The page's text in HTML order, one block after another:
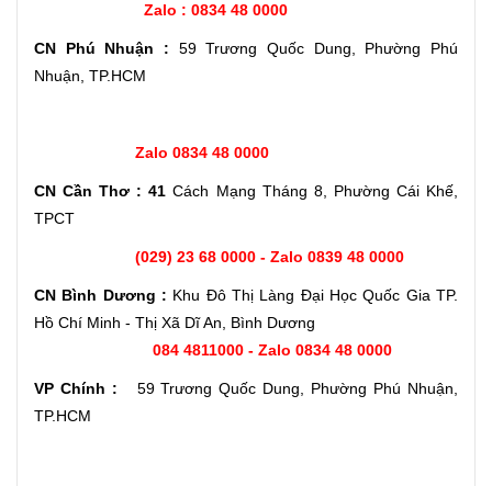
Zalo : 0834 48 0000
CN Phú Nhuận : 59 Trương Quốc Dung, Phường Phú
Nhuận, TP.HCM
Zalo 0834 48 0000
CN Cần Thơ : 41 Cách Mạng Tháng 8, Phường Cái Khế,
TPCT
(029) 23 68 0000 - Zalo 0839 48 0000
CN Bình Dương : Khu Đô Thị Làng Đại Học Quốc Gia TP.
Hồ Chí Minh - Thị Xã Dĩ An, Bình Dương
084 4811000 - Zalo 0834 48 0000
VP Chính : 59 Trương Quốc Dung, Phường Phú Nhuận,
TP.HCM